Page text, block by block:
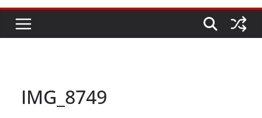
IMG_8749